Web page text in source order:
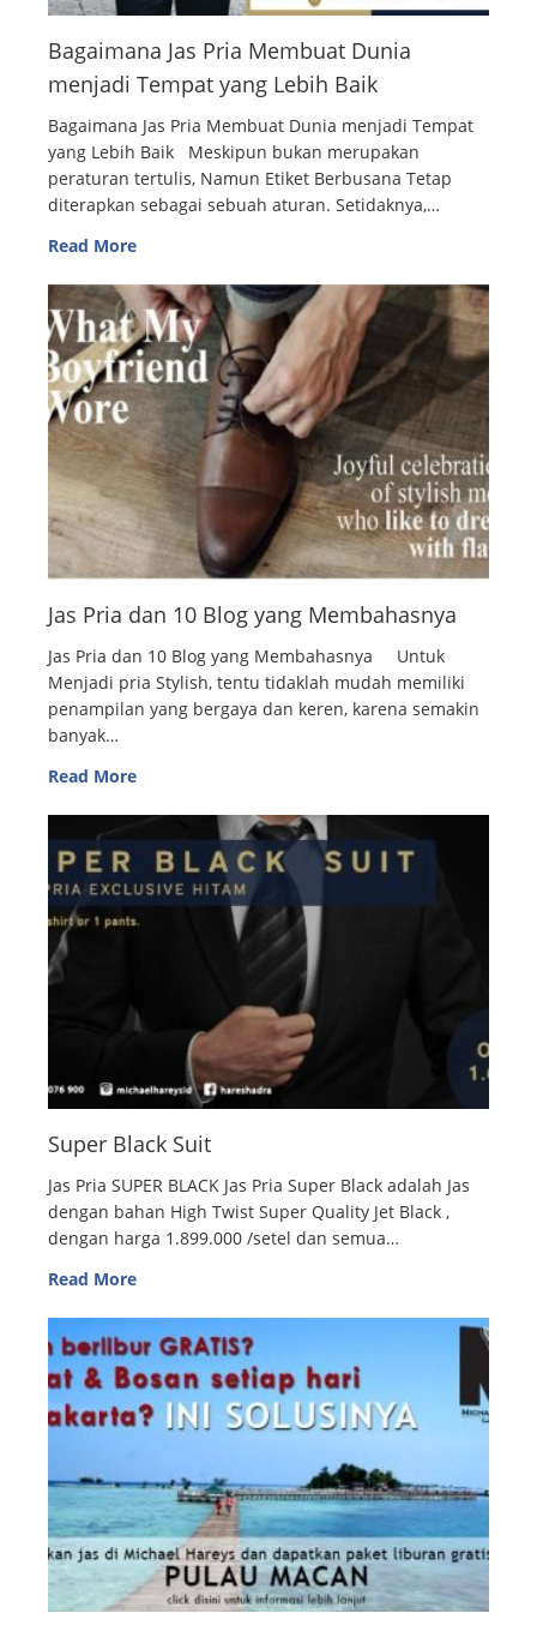
Bagaimana Jas Pria Membuat Dunia
menjadi Tempat yang Lebih Baik
Bagaimana Jas Pria Membuat Dunia menjadi Tempat
yang Lebih Baik Meskipun bukan merupakan
peraturan tertulis, Namun Etiket Berbusana Tetap
diterapkan sebagai sebuah aturan. Setidaknya,…
Read More
Jas Pria dan 10 Blog yang Membahasnya
Jas Pria dan 10 Blog yang Membahasnya Untuk
Menjadi pria Stylish, tentu tidaklah mudah memiliki
penampilan yang bergaya dan keren, karena semakin
banyak…
Read More
Super Black Suit
Jas Pria SUPER BLACK Jas Pria Super Black adalah Jas
dengan bahan High Twist Super Quality Jet Black ,
dengan harga 1.899.000 /setel dan semua…
Read More